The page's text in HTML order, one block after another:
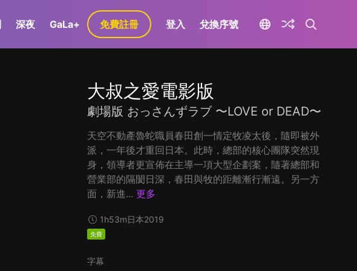
深夜 GaLa+ 免費註冊 登入 兌換序號
大叔之愛電影版
劇場版 おっさんずラブ 〜LOVE or DEAD〜
天空不動產魯蛇職員春田創一情定牧凌太後，隨即被外
派，一年後才重回日本。此時，總部的核心團隊突然現
身，領導者更宣佈在主導一項大型企劃案，隨著總部和
營業部的隔閡日深，春田與牧的距離漸行漸遠。另一方
面，新進... 更多
1h53m日本2019
免費
字幕